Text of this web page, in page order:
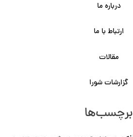
درباره ما
ارتباط با ما
مقالات
گزارشات شورا
برچسب‌ها